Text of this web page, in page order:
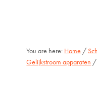
You are here: Home /
Gelijkstroom apparaten /